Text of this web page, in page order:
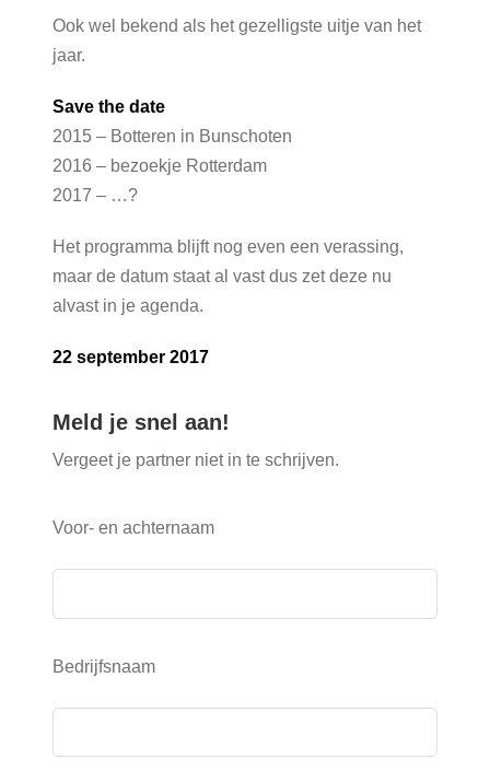
Ook wel bekend als het gezelligste uitje van het
jaar.
Save the date
2015 – Botteren in Bunschoten
2016 – bezoekje Rotterdam
2017 – …?
Het programma blijft nog even een verassing,
maar de datum staat al vast dus zet deze nu
alvast in je agenda.
22 september 2017
Meld je snel aan!
Vergeet je partner niet in te schrijven.
Voor- en achternaam
Bedrijfsnaam